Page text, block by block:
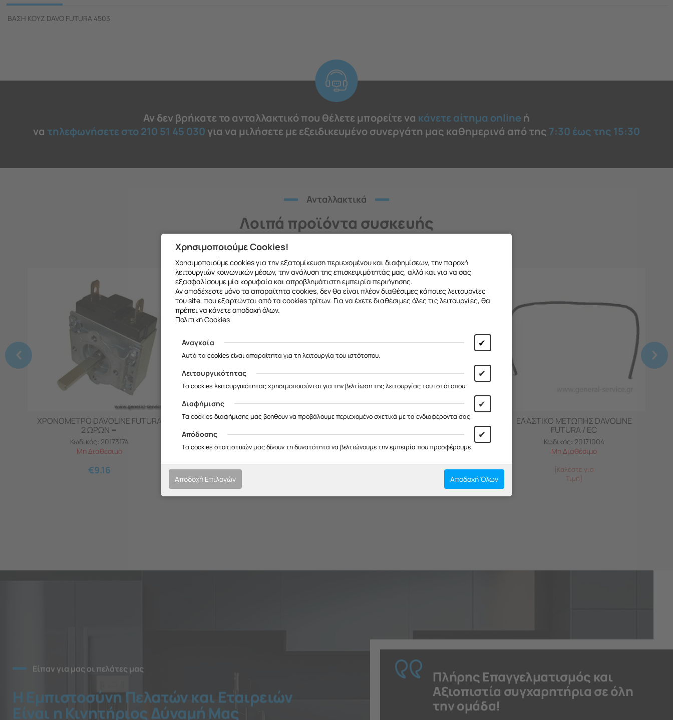
ΒΑΣΗ ΚΟΥΖ DAVO FUTURA 4503
Αν δεν βρήκατε το ανταλλακτικό που θέλετε μπορείτε να κάνετε αίτημα online ή
να τηλεφωνήσετε στο 210 51 45 030 για να μιλήσετε με εξειδικευμένο συνεργάτη μας καθημερινά από της 7:30 έως της 15:30
Ανταλλακτικά
Λοιπά προϊόντα συσκευής
ΧΡΟΝΟΜΕΤΡΟ DAVOLINE FUTURA
2 ΩΡΩΝ =
Κωδικός: 20173174
Μη Διαθέσιμο
€9.16
ΠΛΑΙΝΟ ΚΟΥΖ DAVO 4503 ΛΕΥΚΟ
Μη Διαθέσιμο
ΠΙΝΑΚΑΣ DAVO 4503 FUTURA W =
Μη Διαθέσιμο
ΕΛΑΣΤΙΚΟ ΜΕΤΩΠΗΣ DAVOLINE
FUTURA / EC
Κωδικός: 20171004
Μη Διαθέσιμο
[Καλέστε για
Τιμή]
Είπαν για μας οι πελάτες μας
Η Εμπιστοσύνη Πελατών και Εταιρειών
Είναι η Κινητήριος Δύναμή Μας
Πλήρης Επαγγελματισμός και
Αξιοπιστία συγχαρητήρια σε όλη
την ομάδα!
Χρησιμοποιούμε Cookies!
Χρησιμοποιούμε cookies για την εξατομίκευση περιεχομένου και διαφημίσεων, την παροχή
λειτουργιών κοινωνικών μέσων, την ανάλυση της επισκεψιμότητάς μας, αλλά και για να σας
εξασφαλίσουμε μία κορυφαία και απροβλημάτιστη εμπειρία περιήγησης.
Αν αποδέχεστε μόνο τα απαραίτητα cookies, δεν θα είναι πλέον διαθέσιμες κάποιες λειτουργίες
του site, που εξαρτώνται από τα cookies τρίτων. Για να έχετε διαθέσιμες όλες τις λειτουργίες, θα
πρέπει να κάνετε αποδοχή όλων.
Πολιτική Cookies
Αναγκαία ✔
Αυτά τα cookies είναι απαραίτητα για τη λειτουργία του ιστότοπου.
Λειτουργικότητας ✔
Τα cookies λειτουργικότητας χρησιμοποιούνται για την βελτίωση της λειτουργίας του ιστότοπου.
Διαφήμισης ✔
Τα cookies διαφήμισης μας βοηθουν να προβάλουμε περιεχομένο σχετικά με τα ενδιαφέροντα σας.
Απόδοσης ✔
Τα cookies στατιστικών μας δίνουν τη δυνατότητα να βελτιώνουμε την εμπειρία που προσφέρουμε.
Αποδοχή Επιλογών Αποδοχή Όλων
Θα θέλαμε να σας ενημερώσουμε ότι η επιχείρησή μας θα παραμείνει κλειστή από13/08
έως και 18/08, λόγω καλοκαιρινών διακοπών.
Θα είμαστε ξανά κοντά σας από19/08.
Σας ευχαριστούμε για την κατανόηση και σας ευχόμαστε καλό καλοκαίρι!